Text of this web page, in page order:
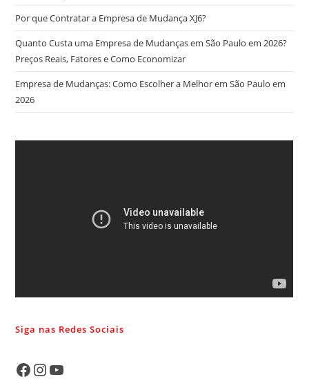
Por que Contratar a Empresa de Mudança XJ6?
Quanto Custa uma Empresa de Mudanças em São Paulo em 2026?
Preços Reais, Fatores e Como Economizar
Empresa de Mudanças: Como Escolher a Melhor em São Paulo em
2026
Siga nas Redes Sociais